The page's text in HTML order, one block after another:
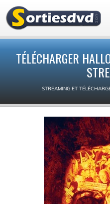
TÉLÉCHARGER
STREAMING ET